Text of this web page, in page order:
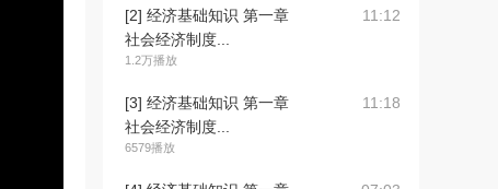
[2] 经济基础知识 第一章
社会经济制度...
1.2万播放
11:12
[3] 经济基础知识 第一章
社会经济制度...
6579播放
11:18